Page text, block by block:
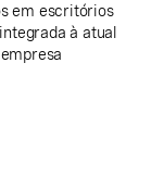
em escritórios
à atual